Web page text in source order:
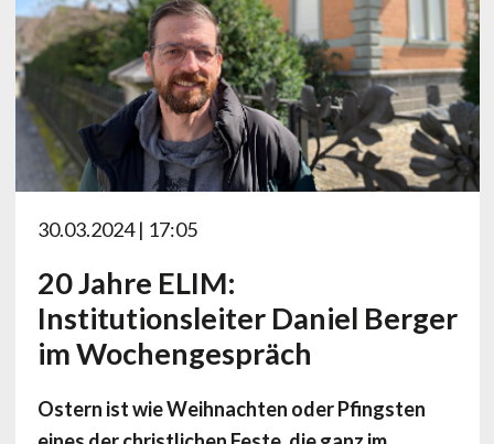
30.03.2024 | 17:05
20 Jahre ELIM:
Institutionsleiter Daniel Berger
im Wochengespräch
Ostern ist wie Weihnachten oder Pfingsten